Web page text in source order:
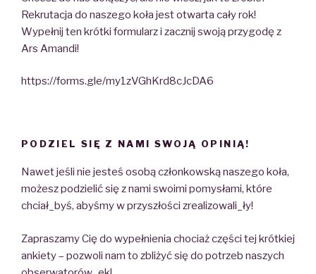
Rekrutacja do naszego koła jest otwarta cały rok!
Wypełnij ten krótki formularz i zacznij swoją przygodę z
Ars Amandi!
https://forms.gle/my1zVGhKrd8cJcDA6
PODZIEL SIĘ Z NAMI SWOJĄ OPINIĄ!
Nawet jeśli nie jesteś osobą członkowską naszego koła,
możesz podzielić się z nami swoimi pomysłami, które
chciał_byś, abyśmy w przyszłości zrealizowali_ły!
Zapraszamy Cię do wypełnienia chociaż części tej krótkiej
ankiety – pozwoli nam to zbliżyć się do potrzeb naszych